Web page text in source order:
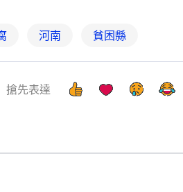
河南 貧困縣
搶先表達